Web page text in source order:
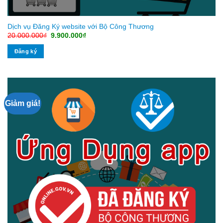
Dịch vụ Đăng Ký website với Bộ Công Thương
20.000.000₫ Giá
9.900.000₫Giá
Đăng ký
Giảm giá!